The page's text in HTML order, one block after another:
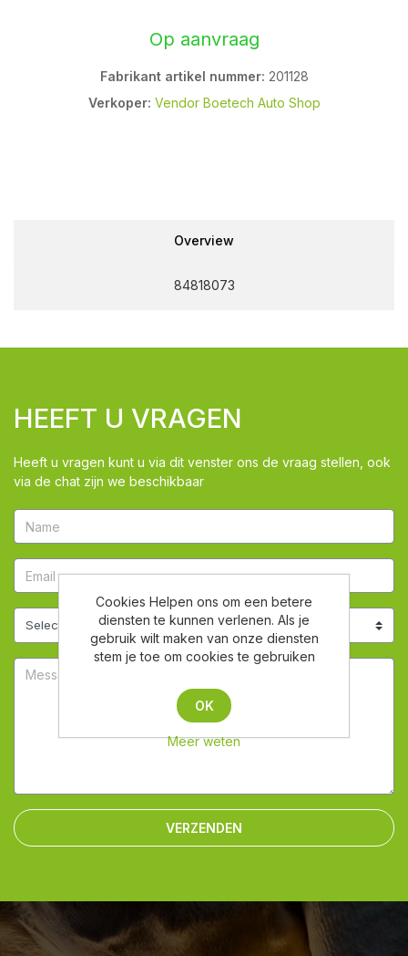
Op aanvraag
Fabrikant artikel nummer: 201128
Verkoper: Vendor Boetech Auto Shop
Overview
84818073
HEEFT U VRAGEN
Heeft u vragen kunt u via dit venster ons de vraag stellen, ook
via de chat zijn we beschikbaar
VERZENDEN
Cookies Helpen ons om een betere
diensten te kunnen verlenen. Als je
gebruik wilt maken van onze diensten
stem je toe om cookies te gebruiken
OK
Meer weten